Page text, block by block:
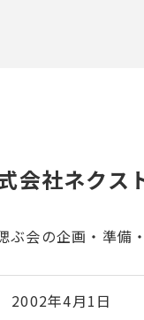
会社ネクス
ぶ会の企画・準備
2002年4月1日